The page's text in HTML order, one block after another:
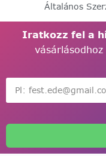
Általános
Iratkozz fel a